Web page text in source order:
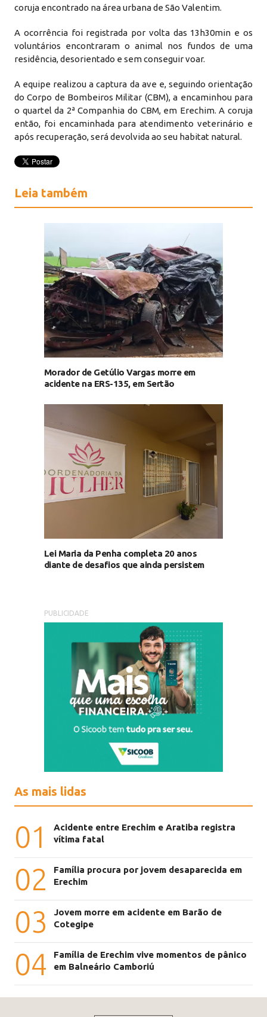
coruja encontrado na área urbana de São Valentim.
A ocorrência foi registrada por volta das 13h30min e os
voluntários encontraram o animal nos fundos de uma
residência, desorientado e sem conseguir voar.
A equipe realizou a captura da ave e, seguindo orientação
do Corpo de Bombeiros Militar (CBM), a encaminhou para
o quartel da 2ª Companhia do CBM, em Erechim. A coruja
então, foi encaminhada para atendimento veterinário e
após recuperação, será devolvida ao seu habitat natural.
Leia também
Morador de Getúlio Vargas morre em
acidente na ERS-135, em Sertão
Lei Maria da Penha completa 20 anos
diante de desafios que ainda persistem
PUBLICIDADE
As mais lidas
01
Acidente entre Erechim e Aratiba registra
vítima fatal
02
Família procura por jovem desaparecida em
Erechim
03
Jovem morre em acidente em Barão de
Cotegipe
04
Família de Erechim vive momentos de pânico
em Balneário Camboriú